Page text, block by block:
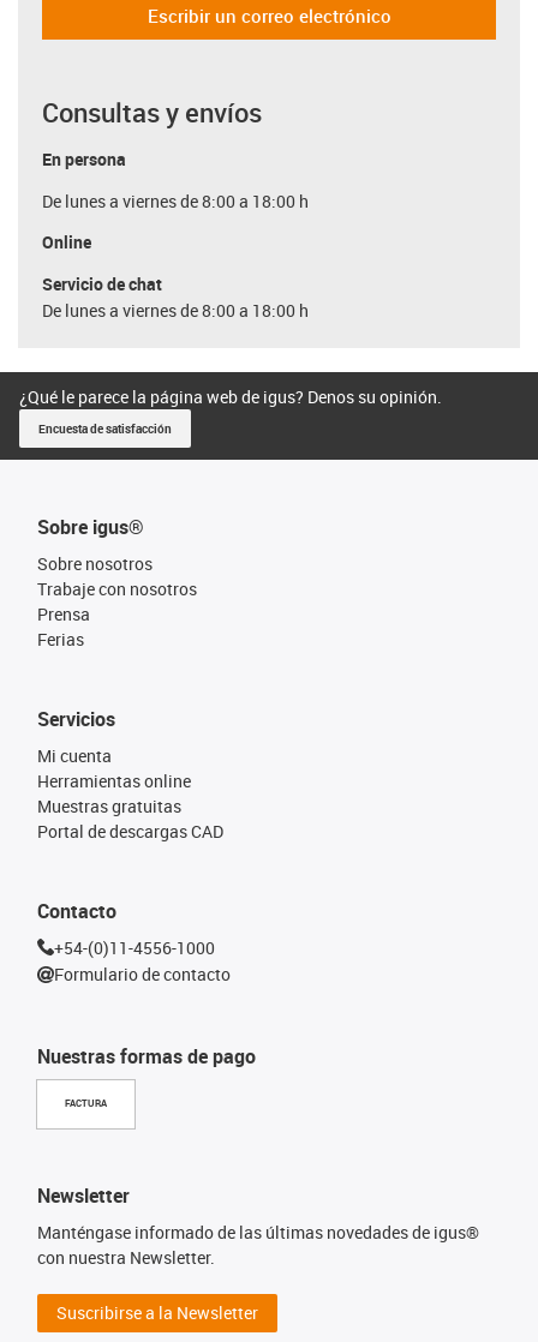
Escribir un correo electrónico
Consultas y envíos
En persona
De lunes a viernes de 8:00 a 18:00 h
Online
Servicio de chat
De lunes a viernes de 8:00 a 18:00 h
¿Qué le parece la página web de igus? Denos su opinión.
Encuesta de satisfacción
Sobre igus®
Sobre nosotros
Trabaje con nosotros
Prensa
Ferias
Nuestras formas de pago
FACTURA
Servicios
Mi cuenta
Herramientas online
Muestras gratuitas
Portal de descargas CAD
Contacto
+54-(0)11-4556-1000
Formulario de contacto
Newsletter
Manténgase informado de las últimas novedades de igus®
con nuestra Newsletter.
Suscribirse a la Newsletter